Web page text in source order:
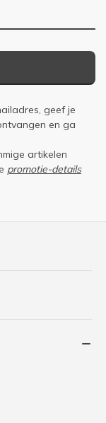
geef je
en ga
artikelen
promotie-details